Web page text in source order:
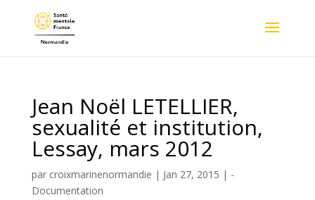
Jean Noël LETELLIER,
sexualité et institution,
Lessay, mars 2012
par croixmarinenormandie | Jan 27, 2015 | -
Documentation